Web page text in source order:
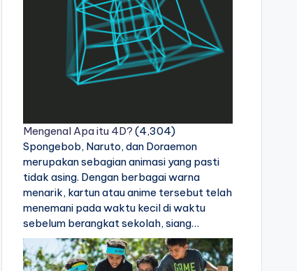
Mengenal Apa itu 4D? (4,304)
Spongebob, Naruto, dan Doraemon
merupakan sebagian animasi yang pasti
tidak asing. Dengan berbagai warna
menarik, kartun atau anime tersebut telah
menemani pada waktu kecil di waktu
sebelum berangkat sekolah, siang…